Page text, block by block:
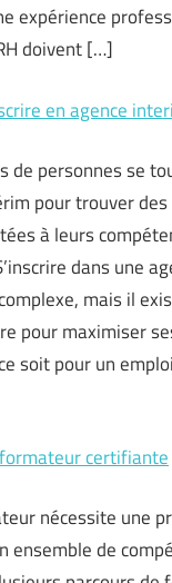
expérience
doivent […]
en agence
de personnes se
pour trouver
à leurs
dans une
mais il
pour maximiser
soit pour un
certifiante
nécessite une
ensemble de